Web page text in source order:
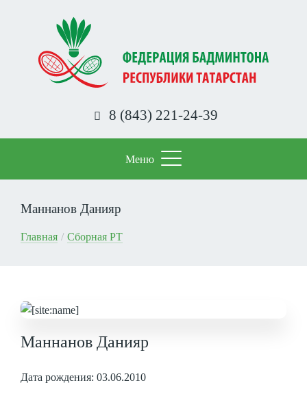
содержанию
8 (843) 221-24-39
Меню
Маннанов Данияр
Строка
Главная Сборная РТ
Маннанов Данияр
Дата рождения: 03.06.2010